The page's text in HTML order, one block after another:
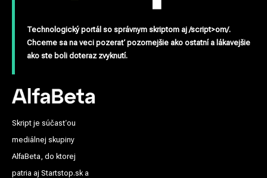
Technologický portál so správnym skriptom aj /script>om/.
Chceme sa na veci pozerať pozornejšie ako ostatní a lákavejšie
ako ste boli doteraz zvyknutí.
Skript je súčasťou
mediálnej skupiny
AlfaBeta, do ktorej
patria aj Startstop.sk a